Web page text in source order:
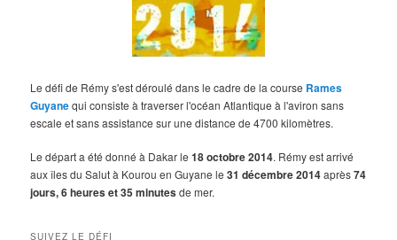
Le défi de Rémy s'est déroulé dans le cadre de la course Rames
Guyanequi consiste à traverser l'océan Atlantique à l'aviron sans
escale et sans assistance sur une distance de 4700 kilomètres.
Le départ a été donné à Dakar le18 octobre 2014. Rémy est arrivé
aux îles du Salut à Kourou en Guyane le31 décembre 2014après74
jours, 6 heures et 35 minutesde mer.
SUIVEZ LE DÉFI